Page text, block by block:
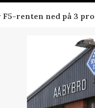
renten ned på 3